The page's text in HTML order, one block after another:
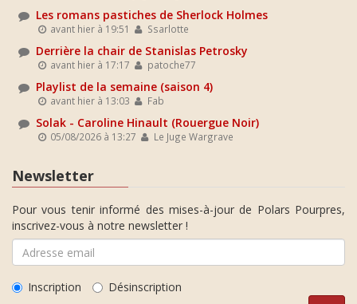
Les romans pastiches de Sherlock Holmes
avant hier à 19:51 Ssarlotte
Derrière la chair de Stanislas Petrosky
avant hier à 17:17 patoche77
Playlist de la semaine (saison 4)
avant hier à 13:03 Fab
Solak - Caroline Hinault (Rouergue Noir)
05/08/2026 à 13:27 Le Juge Wargrave
Newsletter
Pour vous tenir informé des mises-à-jour de Polars Pourpres,
inscrivez-vous à notre newsletter !
Inscription Désinscription